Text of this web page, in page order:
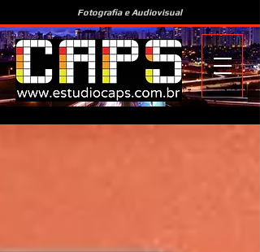
Fotografia e Audiovisual